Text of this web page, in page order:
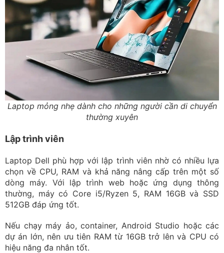
Laptop mỏng nhẹ dành cho những người cần di chuyển
thường xuyên
Lập trình viên
Laptop Dell phù hợp với lập trình viên nhờ có nhiều lựa
chọn về CPU, RAM và khả năng nâng cấp trên một số
dòng máy. Với lập trình web hoặc ứng dụng thông
thường, máy có Core i5/Ryzen 5, RAM 16GB và SSD
512GB đáp ứng tốt.
Nếu chạy máy ảo, container, Android Studio hoặc các
dự án lớn, nên ưu tiên RAM từ 16GB trở lên và CPU có
hiệu năng đa nhân tốt.